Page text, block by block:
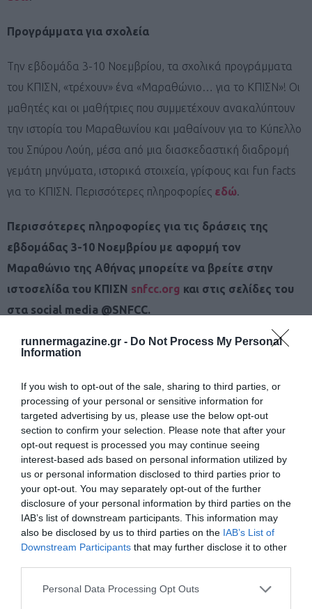
runnermagazine.gr - Do Not Process My Personal
Information
If you wish to opt-out of the sale, sharing to third parties, or
processing of your personal or sensitive information for
targeted advertising by us, please use the below opt-out
section to confirm your selection. Please note that after your
opt-out request is processed you may continue seeing
interest-based ads based on personal information utilized by
us or personal information disclosed to third parties prior to
your opt-out. You may separately opt-out of the further
disclosure of your personal information by third parties on the
IAB’s list of downstream participants. This information may
also be disclosed by us to third parties on the IAB’s List of
Downstream Participants that may further disclose it to other
Personal Data Processing Opt Outs
Προγράμματα για σχολεία
Την εβδομάδα 3-10 Νοεμβρίου, τα σχολικά προγράμματα
του ΚΠΙΣΝ, «τρέχουν» ένα «Μαραθώνιο… για το ΚΠΙΣΝ»! Οι
μαθητές και οι μαθήτριες που συμμετέχουν ανακαλύπτουν
την ιστορία του Μαραθωνίου και μαθαίνουν για το Κύπελλο
του Σπύρου Λούη, μέσα από μια διασκεδαστική διαδρομή
γεμάτη μηνύματα, ιστορικά στοιχεία, γρίφους και fun facts
για το ΚΠΙΣΝ. Περισσότερες πληροφορίες εδώ.
Περισσότερες πληροφορίες για τις δράσεις της
εβδομάδας 3-10 Νοεμβρίου με αφορμή τον
Μαραθώνιο της Αθήνας μπορείτε να βρείτε στην
ιστοσελίδα του ΚΠΙΣΝ snfcc.org και στις σελίδες του
στα social media @SNFCC.
Το Κέντρο Πολιτισμού Ίδρυμα Σταύρος Νιάρχος (ΚΠΙΣΝ)
δημόσιος χώρος έκφρασης, πολιτισμού και ψυχαγωγίας που
δημιουργήθηκε με πρωτοβουλία και αποκλειστική δωρεά
από το Ίδρυμα Σταύρος Νιάρχος (ΙΣΝ). Σχεδιασμένο από τον
Ιταλό αρχιτέκτονα Renzo Piano και το RPBW, παραδόθηκε
στην Ελληνική Πολιτεία και τους πολίτες τον Φεβρουάριο
του 2017. Περιλαμβάνει τις νέες κεντρικές εγκαταστάσεις
της Εθνικής Βιβλιοθήκης της Ελλάδος και της Εθνικής
Λυρικής Σκηνής, καθώς και το Πάρκο Σταύρος Νιάρχος.
Μέσα από τη συνεχή υποστήριξη του ΙΣΝ, το ΚΠΙΣΝ συνεχίζει
προσβάσιμος σε όλους. Από τη σύλληψη της ιδέας έως και